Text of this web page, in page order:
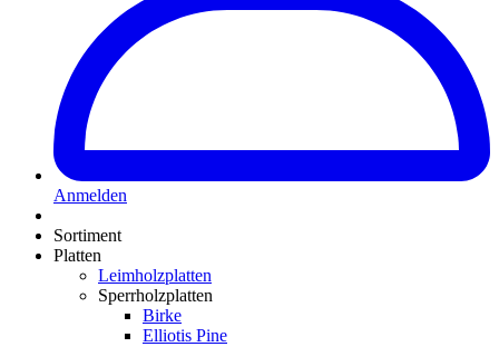
Anmelden
Sortiment
Platten
Leimholzplatten
Sperrholzplatten
Birke
Elliotis Pine